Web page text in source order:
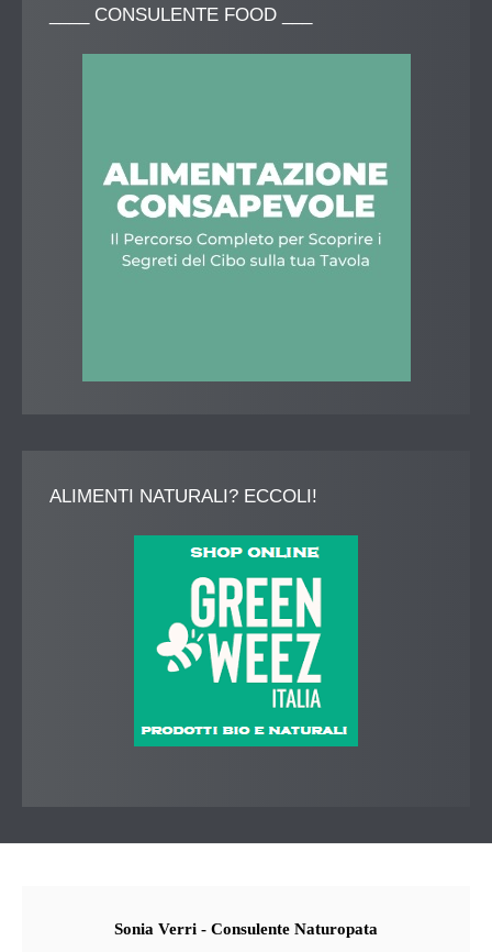
CONSULENTE FOOD ___
ALIMENTI NATURALI? ECCOLI!
Sonia Verri - Consulente Naturopata